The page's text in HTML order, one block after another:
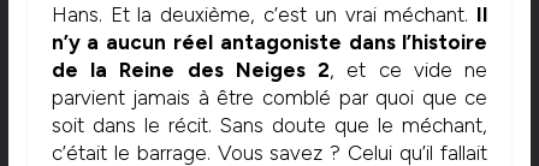
Hans. Et la deuxième, c’est un vrai méchant. Il
n’y a aucun réel antagoniste dans l’histoire
de la Reine des Neiges 2, et ce vide ne
parvient jamais à être comblé par quoi que ce
soit dans le récit. Sans doute que le méchant,
c’était le barrage. Vous savez ? Celui qu’il fallait